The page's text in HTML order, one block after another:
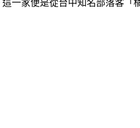
一家便是從台中知名部落客「